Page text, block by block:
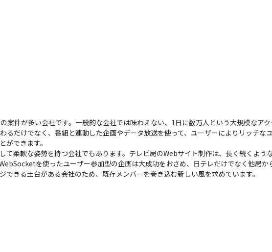
案件が多い会社です。一般的な会社では味わえない、1日に数万人という大規模なア
るだけでなく、番組と連動した企画やデータ放送を使って、ユーザーによりリッチな
ができます。
て柔軟な姿勢を持つ会社でもあります。テレビ局のWebサイト制作は、長く続くよう
を使ったユーザー参加型の企画は大成功をおさめ、日テレだけでなく他局か
できる土台がある会社のため、既存メンバーを巻き込む新しい風を求めています。